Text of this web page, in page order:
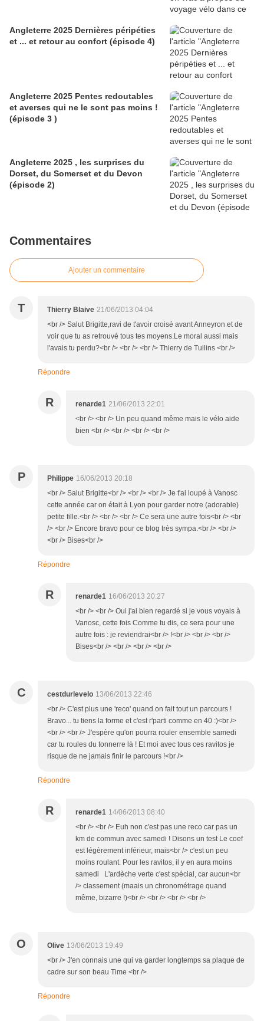
Angleterre 2025 Dernières péripéties
et ... et retour au confort (épisode 4)
Angleterre 2025 Pentes redoutables
et averses qui ne le sont pas moins !
(épisode 3 )
Angleterre 2025 , les surprises du
Dorset, du Somerset et du Devon
(épisode 2)
Commentaires
Ajouter un commentaire
T Thierry Blaive 21/06/2013 04:04
<br /> Salut Brigitte,ravi de t'avoir croisé avant Anneyron et de
voir que tu as retrouvé tous tes moyens.Le moral aussi mais
l'avais tu perdu?<br /> <br /> <br /> Thierry de Tullins <br />
Répondre
R renarde1 21/06/2013 22:01
<br /> <br /> Un peu quand même mais le vélo aide
bien <br /> <br /> <br /> <br />
P Philippe 16/06/2013 20:18
<br /> Salut Brigitte<br /> <br /> <br /> Je t'ai loupé à Vanosc
cette année car on était à Lyon pour garder notre (adorable)
petite fille.<br /> <br /> <br /> Ce sera une autre fois<br /> <br
/> <br /> Encore bravo pour ce blog très sympa.<br /> <br />
<br /> Bises<br />
Répondre
R renarde1 16/06/2013 20:27
<br /> <br /> Oui j'ai bien regardé si je vous voyais à
Vanosc, cette fois Comme tu dis, ce sera pour une
autre fois : je reviendrai<br /> !<br /> <br /> <br />
Bises<br /> <br /> <br /> <br />
C cestdurlevelo 13/06/2013 22:46
<br /> C'est plus une 'reco' quand on fait tout un parcours !
Bravo... tu tiens la forme et c'est r'parti comme en 40 :)<br />
<br /> <br /> J'espère qu'on pourra rouler ensemble samedi
car tu roules du tonnerre là ! Et moi avec tous ces ravitos je
risque de ne jamais finir le parcours !<br />
Répondre
R renarde1 14/06/2013 08:40
<br /> <br /> Euh non c'est pas une reco car pas un
km de commun avec samedi ! Disons un test Le coef
est légèrement inférieur, mais<br /> c'est un peu
moins roulant. Pour les ravitos, il y en aura moins
samedi L'ardèche verte c'est spécial, car aucun<br
/> classement (maais un chronométrage quand
même, bizarre !)<br /> <br /> <br /> <br />
O Olive 13/06/2013 19:49
<br /> J'en connais une qui va garder longtemps sa plaque de
cadre sur son beau Time <br />
Répondre